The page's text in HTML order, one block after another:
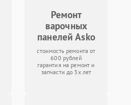
Ремонт
варочных
панелей Asko
стоимость ремонта от
600 рублей
гарантия на ремонт и
запчасти до 3х лет